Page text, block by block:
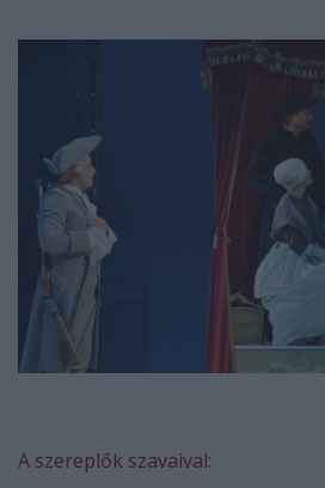
A szereplők szavaival: